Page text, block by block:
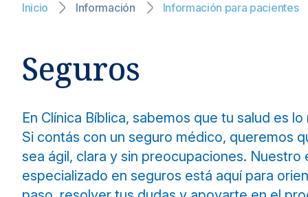
Centros de Excelencia
Contamos
en cada
Cuidado integral
Servicios 24/7
Servicios Especializados
Servicios
atención
Cirugías
Medicina
Chequeos
Sobre nosotros
Investigación, Innovación y Docencia
Inicio Información Información para pacientes
Seguros
En Clínica Bíblica, sabemos que tu salud es
Si contás con un seguro médico, queremos
sea ágil, clara y sin preocupaciones. Nuestro
especializado en seguros está aquí para